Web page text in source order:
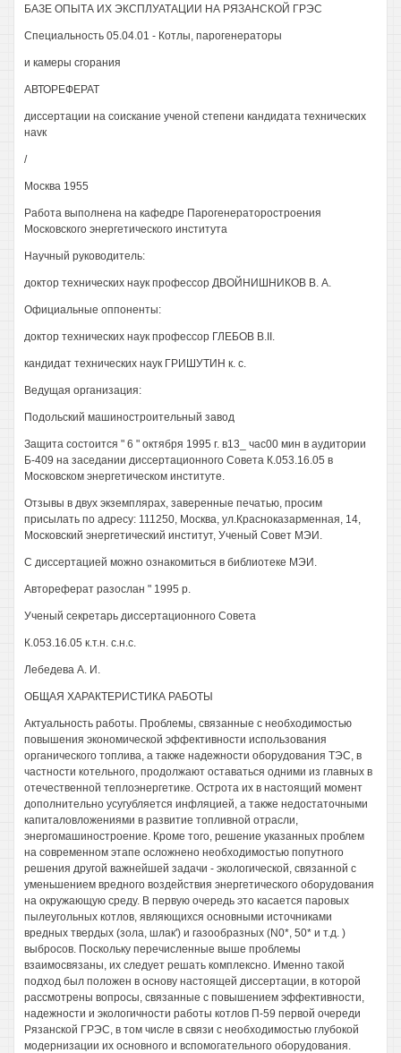
БАЗЕ ОПЫТА ИХ ЭКСПЛУАТАЦИИ НА РЯЗАНСКОЙ ГРЭС
Специальность 05.04.01 - Котлы, парогенераторы
и камеры сгорания
АВТОРЕФЕРАТ
диссертации на соискание ученой степени кандидата технических
нavк
/
Москва 1955
Работа выполнена на кафедре Парогенераторостроения
Московского энергетического института
Научный руководитель:
доктор технических наук профессор ДВОЙНИШНИКОВ В. А.
Официальные оппоненты:
доктор технических наук профессор ГЛЕБОВ В.II.
кандидат технических наук ГРИШУТИН к. с.
Ведущая организация:
Подольский машиностроительный завод
Защита состоится " 6 " октября 1995 г. в13_ час00 мин в аудитории
Б-409 на заседании диссертационного Совета К.053.16.05 в
Московском энергетическом институте.
Отзывы в двух экземплярах, заверенные печатью, просим
присылать по адресу: 111250, Москва, ул.Красноказарменная, 14,
Московский энергетический институт, Ученый Совет МЭИ.
С диссертацией можно ознакомиться в библиотеке МЭИ.
Автореферат разослан " 1995 р.
Ученый секретарь диссертационного Совета
К.053.16.05 к.т.н. с.н.с.
Лебедева А. И.
ОБЩАЯ ХАРАКТЕРИСТИКА РАБОТЫ
Актуальность работы. Проблемы, связанные с необходимостью
повышения экономической эффективности использования
органического топлива, а также надежности оборудования ТЭС, в
частности котельного, продолжают оставаться одними из главных в
отечественной теплоэнергетике. Острота их в настоящий момент
дополнительно усугубляется инфляцией, а также недостаточными
капиталовложениями в развитие топливной отрасли,
энергомашиностроение. Кроме того, решение указанных проблем
на современном этапе осложнено необходимостью попутного
решения другой важнейшей задачи - экологической, связанной с
уменьшением вредного воздействия энергетического оборудования
на окружающую среду. В первую очередь это касается паровых
пылеугольных котлов, являющихся основными источниками
вредных твердых (зола, шлак') и газообразных (N0*, 50* и т.д. )
выбросов. Поскольку перечисленные выше проблемы
взаимосвязаны, их следует решать комплексно. Именно такой
подход был положен в основу настоящей диссертации, в которой
рассмотрены вопросы, связанные с повышением эффективности,
надежности и экологичности работы котлов П-59 первой очереди
Рязанской ГРЭС, в том числе в связи с необходимостью глубокой
модернизации их основного и вспомогательного оборудования.